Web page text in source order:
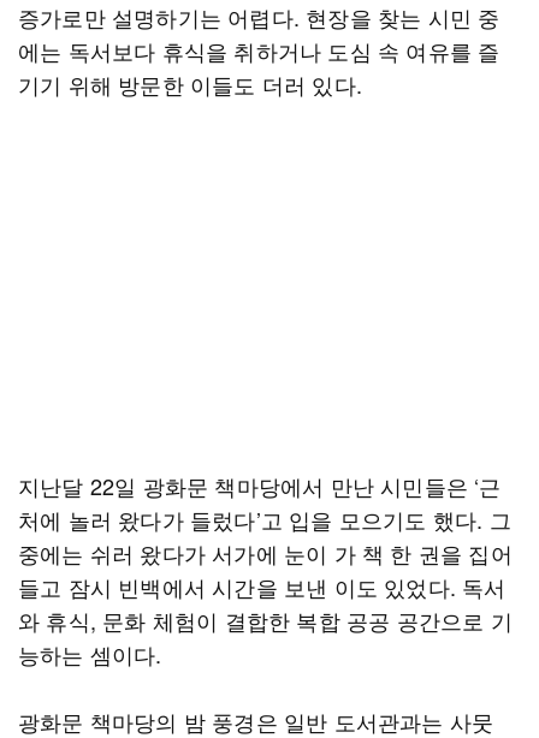
증가로만 설명하기는 어렵다. 현장을 찾는 시민 중
에는 독서보다 휴식을 취하거나 도심 속 여유를 즐
기기 위해 방문한 이들도 더러 있다.
지난달 22일 광화문 책마당에서 만난 시민들은 ‘근
처에 놀러 왔다가 들렀다’고 입을 모으기도 했다. 그
중에는 쉬러 왔다가 서가에 눈이 가 책 한 권을 집어
들고 잠시 빈백에서 시간을 보낸 이도 있었다. 독서
와 휴식, 문화 체험이 결합한 복합 공공 공간으로 기
능하는 셈이다.
광화문 책마당의 밤 풍경은 일반 도서관과는 사뭇